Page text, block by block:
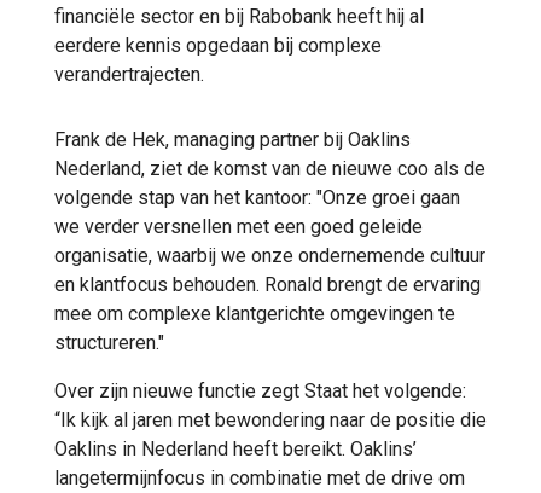
financiële sector en bij Rabobank heeft hij al
eerdere kennis opgedaan bij complexe
verandertrajecten.
Frank de Hek, managing partner bij Oaklins
Nederland, ziet de komst van de nieuwe coo als de
volgende stap van het kantoor: "Onze groei gaan
we verder versnellen met een goed geleide
organisatie, waarbij we onze ondernemende cultuur
en klantfocus behouden. Ronald brengt de ervaring
mee om complexe klantgerichte omgevingen te
structureren."
Over zijn nieuwe functie zegt Staat het volgende:
“Ik kijk al jaren met bewondering naar de positie die
Oaklins in Nederland heeft bereikt. Oaklins’
langetermijnfocus in combinatie met de drive om